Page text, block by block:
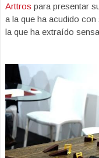
Arttros para presentar
a la que ha acudido
la que ha extraído